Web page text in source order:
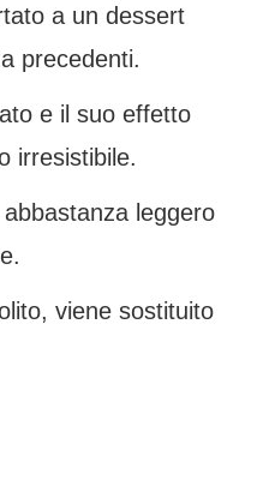
a un dessert
precedenti.
e il suo effetto
irresistibile.
leggero
viene sostituito